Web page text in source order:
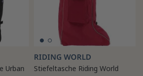
Urban
RIDING WORLD
Stiefeltasche Riding World